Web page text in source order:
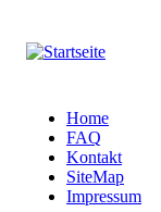
Home
FAQ
Kontakt
SiteMap
Impressum